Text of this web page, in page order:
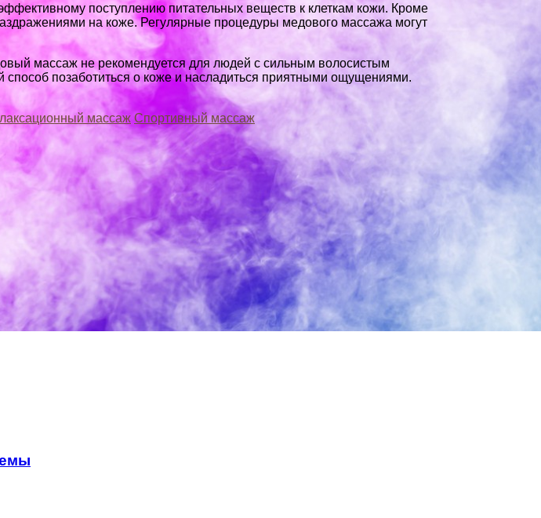
поступлению питательных веществ к клеткам кожи. Кроме
на коже. Регулярные процедуры медового массажа могут
массаж не рекомендуется для людей с сильным волосистым
позаботиться о коже и насладиться приятными ощущениями.
массаж Спортивный массаж